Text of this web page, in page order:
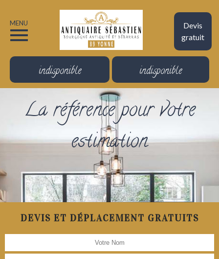
Devis
gratuit
MENU
indisponible indisponible
La référence pour votre
estimation
DEVIS ET DÉPLACEMENT GRATUITS